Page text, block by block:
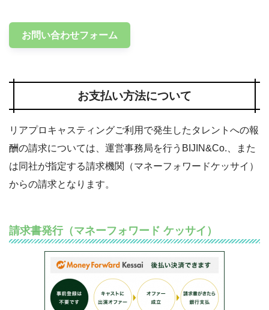
お問い合わせフォーム
お支払い方法について
リアプロキャスティングご利用で発生したタレントへの報
酬の請求については、運営事務局を行うBIJIN&Co.、また
は同社が指定する請求機関（マネーフォワードケッサイ）
からの請求となります。
請求書発行（マネーフォワード ケッサイ）